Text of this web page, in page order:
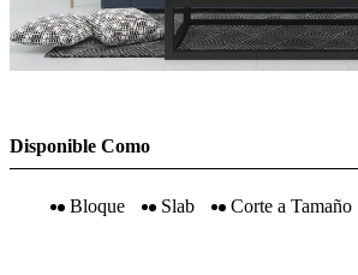
Disponible Como
Bloque Slab Corte a Tamaño